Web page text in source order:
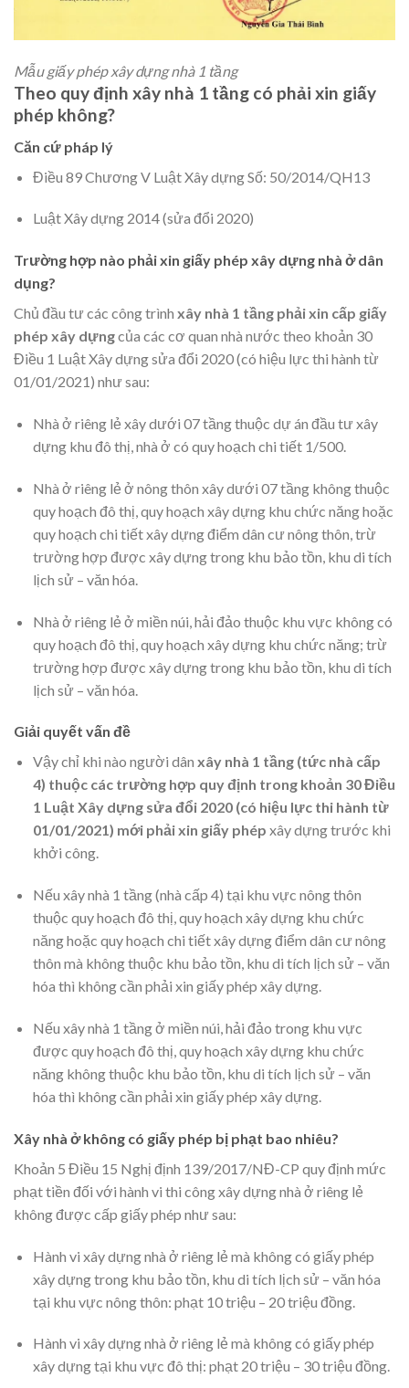
Mẫu giấy phép xây dựng nhà 1 tầng
Theo quy định xây nhà 1 tầng có phải xin giấy
phép không?
Căn cứ pháp lý
Điều 89 Chương V Luật Xây dựng Số: 50/2014/QH13
Luật Xây dựng 2014 (sửa đổi 2020)
Trường hợp nào phải xin giấy phép xây dựng nhà ở dân
dụng?
Chủ đầu tư các công trình xây nhà 1 tầng phải xin cấp giấy
phép xây dựngcủa các cơ quan nhà nước theo khoản 30
Điều 1 Luật Xây dựng sửa đổi 2020 (có hiệu lực thi hành từ
01/01/2021) như sau:
Nhà ở riêng lẻ xây dưới 07 tầng thuộc dự án đầu tư xây
dựng khu đô thị, nhà ở có quy hoạch chi tiết 1/500.
Nhà ở riêng lẻ ở nông thôn xây dưới 07 tầng không thuộc
quy hoạch đô thị, quy hoạch xây dựng khu chức năng hoặc
quy hoạch chi tiết xây dựng điểm dân cư nông thôn, trừ
trường hợp được xây dựng trong khu bảo tồn, khu di tích
lịch sử – văn hóa.
Nhà ở riêng lẻ ở miền núi, hải đảo thuộc khu vực không có
quy hoạch đô thị, quy hoạch xây dựng khu chức năng; trừ
trường hợp được xây dựng trong khu bảo tồn, khu di tích
lịch sử – văn hóa.
Giải quyết vấn đề
Vậy chỉ khi nào người dân xây nhà 1 tầng (tức nhà cấp
4) thuộc các trường hợp quy định trong khoản 30 Điều
1 Luật Xây dựng sửa đổi 2020 (có hiệu lực thi hành từ
01/01/2021) mới phải xin giấy phép xây dựng trước khi
khởi công.
Nếu xây nhà 1 tầng (nhà cấp 4) tại khu vực nông thôn
thuộc quy hoạch đô thị, quy hoạch xây dựng khu chức
năng hoặc quy hoạch chi tiết xây dựng điểm dân cư nông
thôn mà không thuộc khu bảo tồn, khu di tích lịch sử – văn
hóa thì không cần phải xin giấy phép xây dựng.
Nếu xây nhà 1 tầng ở miền núi, hải đảo trong khu vực
được quy hoạch đô thị, quy hoạch xây dựng khu chức
năng không thuộc khu bảo tồn, khu di tích lịch sử – văn
hóa thì không cần phải xin giấy phép xây dựng.
Xây nhà ở không có giấy phép bị phạt bao nhiêu?
Khoản 5 Điều 15 Nghị định 139/2017/NĐ-CP quy định mức
phạt tiền đối với hành vi thi công xây dựng nhà ở riêng lẻ
không được cấp giấy phép như sau:
Hành vi xây dựng nhà ở riêng lẻ mà không có giấy phép
xây dựng trong khu bảo tồn, khu di tích lịch sử – văn hóa
tại khu vực nông thôn: phạt 10 triệu – 20 triệu đồng.
Hành vi xây dựng nhà ở riêng lẻ mà không có giấy phép
xây dựng tại khu vực đô thị: phạt 20 triệu – 30 triệu đồng.